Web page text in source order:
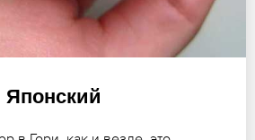
Японский